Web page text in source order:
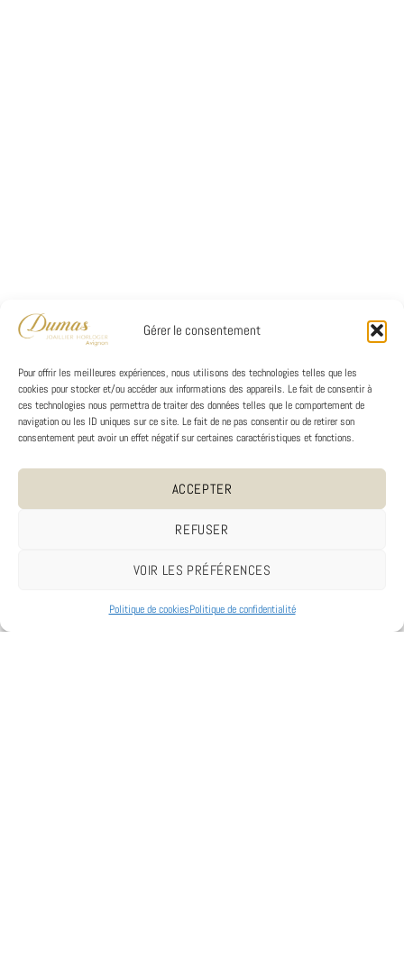
Gérer le consentement
Pour offrir les meilleures expériences, nous utilisons des technologies telles que les
cookies pour stocker et/ou accéder aux informations des appareils. Le fait de consentir à
ces technologies nous permettra de traiter des données telles que le comportement de
navigation ou les ID uniques sur ce site. Le fait de ne pas consentir ou de retirer son
consentement peut avoir un effet négatif sur certaines caractéristiques et fonctions.
ACCEPTER
REFUSER
VOIR LES PRÉFÉRENCES
Politique de cookiesPolitique de confidentialité